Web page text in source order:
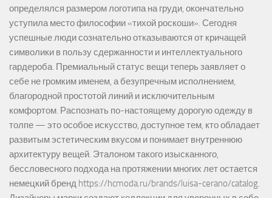
определялся размером логотипа на груди, окончательно
уступила место философии «тихой роскоши». Сегодня
успешные люди сознательно отказываются от кричащей
символики в пользу сдержанности и интеллектуального
гардероба. Премиальный статус вещи теперь заявляет о
себе не громким именем, а безупречным исполнением,
благородной простотой линий и исключительным
комфортом. Распознать по-настоящему дорогую одежду в
толпе — это особое искусство, доступное тем, кто обладает
развитым эстетическим вкусом и понимает внутреннюю
архитектуру вещей. Эталоном такого изысканного,
бессловесного подхода на протяжении многих лет остается
немецкий бренд https://hcmoda.ru/brands/luisa-cerano/catalog.